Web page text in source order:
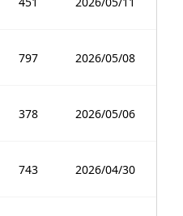
797 2026/05/08
378 2026/05/06
743 2026/04/30